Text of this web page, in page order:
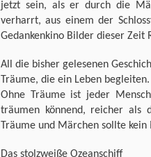
jetzt sein, als er durch die
verharrt, aus einem der
Gedankenkino Bilder dieser Zeit
All die bisher gelesenen
Träume, die ein Leben begleiten.
Ohne Träume ist jeder
träumen könnend, reicher als
Träume und Märchen sollte
Das stolzweiße Ozeanschiff